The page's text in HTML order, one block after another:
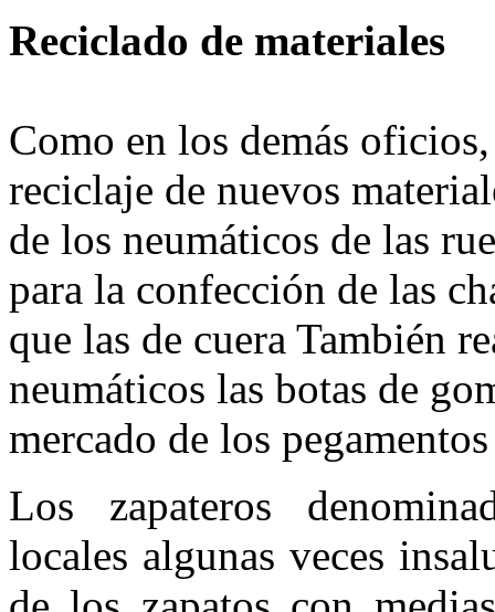
Reciclado de materiales
Como en los demás
reciclaje de nuevos
de los neumáticos de las
para la confección de las
que las de cuera También
neumáticos las botas de
mercado de los
Los zapateros
locales al­gunas veces